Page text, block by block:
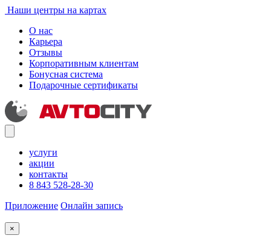
Наши центры на картах
О нас
Карьера
Отзывы
Корпоративным клиентам
Бонусная система
Подарочные сертификаты
услуги
акции
контакты
8 843 528-28-30
Приложение Онлайн запись
×